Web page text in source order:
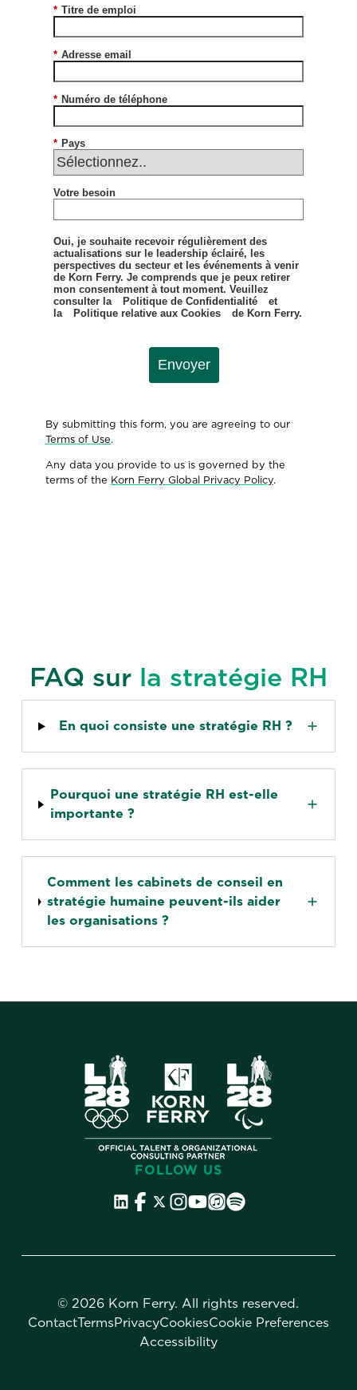
* Titre de emploi
* Adresse email
* Numéro de téléphone
* Pays
Votre besoin
Oui, je souhaite recevoir régulièrement des
actualisations sur le leadership éclairé, les
perspectives du secteur et les événements à venir
de Korn Ferry. Je comprends que je peux retirer
mon consentement à tout moment. Veuillez
consulter la
Politique de Confidentialité
et
la
Politique relative aux Cookies de Korn Ferry.
Envoyer
By submitting this form, you are agreeing to our
Terms of Use.
Any data you provide to us is governed by the
terms of the Korn Ferry Global Privacy Policy.
FAQ sur la stratégie RH
En quoi consiste une stratégie RH ?
Pourquoi une stratégie RH est-elle
importante ?
Comment les cabinets de conseil en
stratégie humaine peuvent-ils aider
les organisations ?
FOLLOW US
©2026 Korn Ferry. All rights reserved.
ContactTermsPrivacyCookiesCookie Preferences
Accessibility